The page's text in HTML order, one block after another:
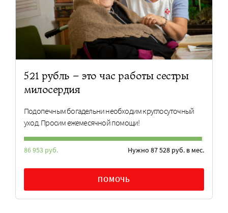
521 рубль – это час работы сестры
милосердия
Подопечным богадельни необходим круглосуточный
уход. Просим ежемесячной помощи!
86 953 руб. Нужно 87 528 руб. в мес.
ПОМОЧЬ